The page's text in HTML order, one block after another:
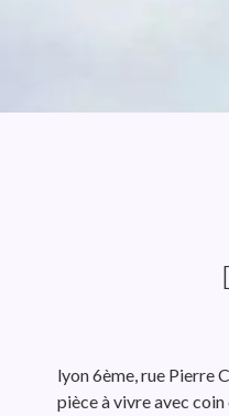
lyon 6ème, rue Pierre
pièce à vivre avec